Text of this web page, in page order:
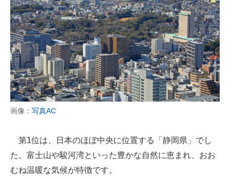
画像： 写真AC
第1位は、日本のほぼ中央に位置する「静岡県」でし
た。富士山や駿河湾といった豊かな自然に恵まれ、おお
むね温暖な気候が特徴です。